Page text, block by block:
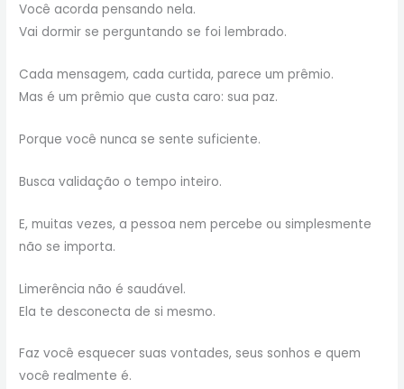
Você acorda pensando nela.
Vai dormir se perguntando se foi lembrado.
Cada mensagem, cada curtida, parece um prêmio.
Mas é um prêmio que custa caro: sua paz.
Porque você nunca se sente suficiente.
Busca validação o tempo inteiro.
E, muitas vezes, a pessoa nem percebe ou simplesmente
não se importa.
Limerência não é saudável.
Ela te desconecta de si mesmo.
Faz você esquecer suas vontades, seus sonhos e quem
você realmente é.